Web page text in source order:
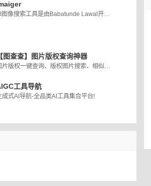
AI图像搜索工具是由Babatunde Lawal开发的人工智能搜索引擎，使用户能够快速准确地搜索图像。
【图查查】图片版权查询神器
图片版权一键查询、版权图片搜索、相似版权图片推荐、免费版权图供给等服务
工具导航
成式AI导航-全品类AI工具集合平台!